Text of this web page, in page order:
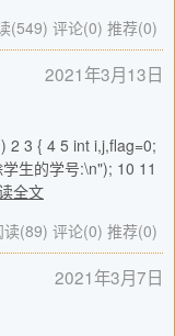
(549) 评论(0) 推荐(0)
2021年3月13日
2 3 { 4 5 int i,j,flag=0;
生的学号:\n"); 10 11
全文
读(89) 评论(0) 推荐(0)
2021年3月7日